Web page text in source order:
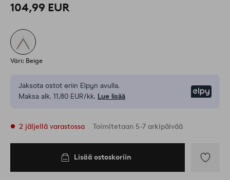
104,99 EUR
Väri: Beige
Jaksota ostot eriin Elpyn avulla.
Maksa alk. 11,80 EUR/kk. Lue lisää
2 jäljellä varastossa Toimitetaan 5-7 arkipäivää
Lisää ostoskoriin